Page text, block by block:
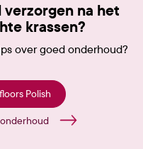
na het
krassen?
over goed onderhoud?
Polish